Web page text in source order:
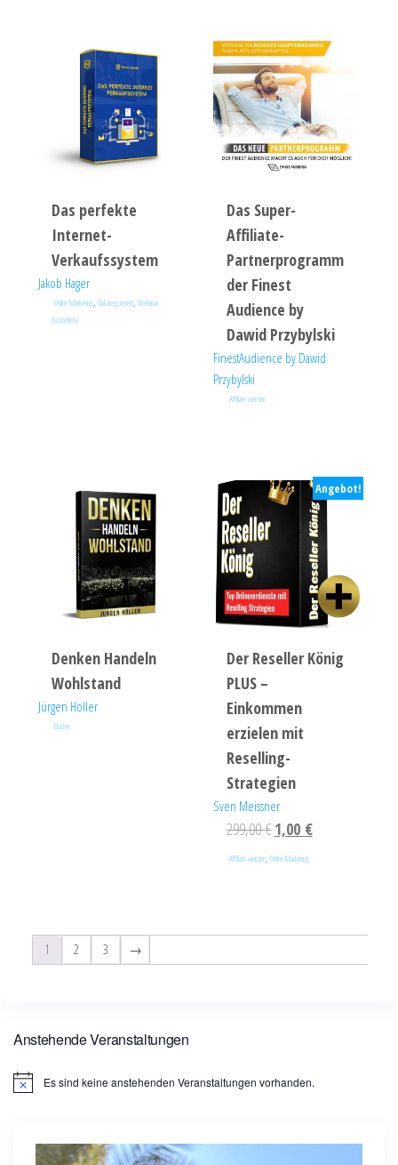
Das perfekte
Internet-
Verkaufssystem
Jakob Hager
Online Marketing, Unkategorisiert, Webinar
(kostenlos)
Das Super-
Affiliate-
Partnerprogramm
der Finest
Audience by
Dawid Przybylski
FinestAudience by Dawid
Przybylski
Affiliate werden
Denken Handeln
Wohlstand
Jürgen Höller
Bücher
Angebot!
Der Reseller König
PLUS –
Einkommen
erzielen mit
Reselling-
Strategien
Sven Meissner
299,00€1,00 €
Affiliate werden, Online Marketing
1 2 3 →
Anstehende Veranstaltungen
H
Es sind keine anstehenden Veranstaltungen vorhanden.